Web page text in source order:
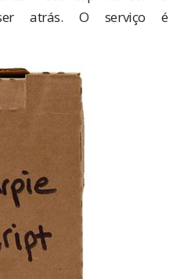
atrás. O serviço é